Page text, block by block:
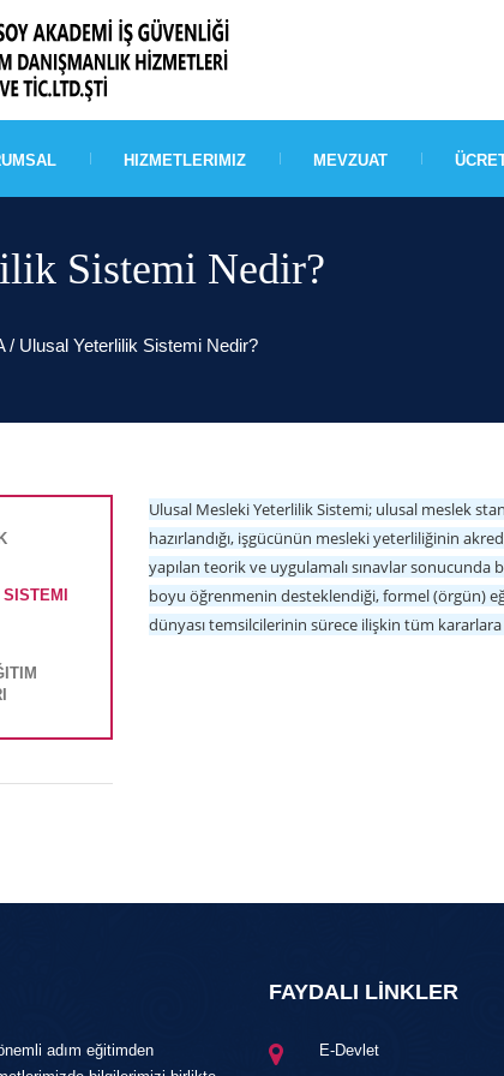
HIZMETLERIMIZ MEVZUAT
Sistemi Nedir?
/ Ulusal Yeterlilik Sistemi Nedir?
Ulusal Mesleki Yeterlilik Sistemi; ulusal meslek
hazırlandığı, işgücünün mesleki yeterliliğinin
yapılan teorik ve uygulamalı sınavlar sonucunda
boyu öğrenmenin desteklendiği, formel (örgün)
dünyası temsilcilerinin sürece ilişkin tüm
adım eğitimden
FAYDALI LİNKLER
E-Devlet